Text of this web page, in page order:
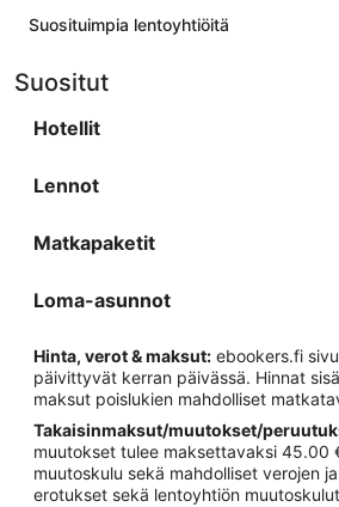
Suosituimpia lentoyhtiöitä
Suositut
Hotellit
Lennot
Matkapaketit
Loma-asunnot
Hinta, verot & maksut: ebookers.fi
päivittyvät kerran päivässä. Hinnat
maksut poislukien mahdolliset
Takaisinmaksut/muutokset/
muutokset tulee maksettavaksi 45.00
muutoskulu sekä mahdolliset verojen
erotukset sekä lentoyhtiön